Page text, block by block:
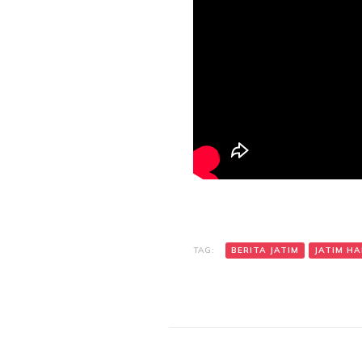
TAG: BERITA JATIM JATIM